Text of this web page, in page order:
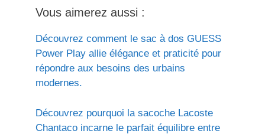
Vous aimerez aussi :
Découvrez comment le sac à dos GUESS
Power Play allie élégance et praticité pour
répondre aux besoins des urbains
modernes.
Découvrez pourquoi la sacoche Lacoste
Chantaco incarne le parfait équilibre entre